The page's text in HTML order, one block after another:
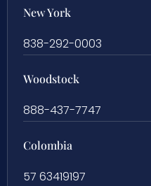
New York
838-292-0003
Woodstock
888-437-7747
Colombia
57 63419197